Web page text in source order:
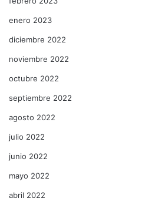
enero 2023
diciembre 2022
noviembre 2022
octubre 2022
septiembre 2022
agosto 2022
julio 2022
junio 2022
mayo 2022
abril 2022